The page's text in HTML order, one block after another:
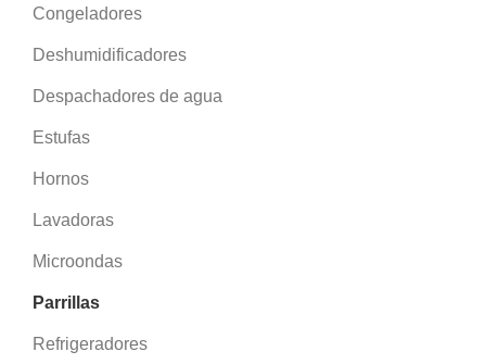
Congeladores
Deshumidificadores
Despachadores de agua
Estufas
Hornos
Lavadoras
Microondas
Parrillas
Refrigeradores